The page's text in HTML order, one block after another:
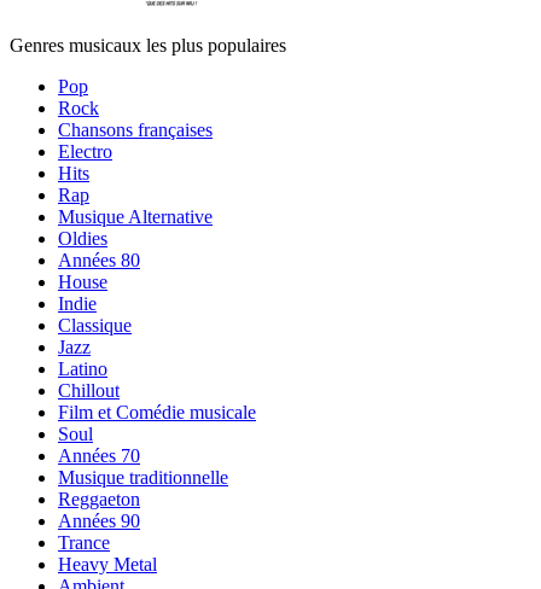
Genres musicaux les plus populaires
Pop
Rock
Chansons françaises
Electro
Hits
Rap
Musique Alternative
Oldies
Années 80
House
Indie
Classique
Jazz
Latino
Chillout
Film et Comédie musicale
Soul
Années 70
Musique traditionnelle
Reggaeton
Années 90
Trance
Heavy Metal